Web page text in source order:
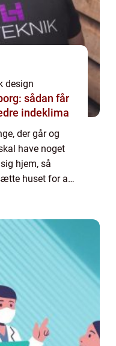
design
sådan får
indeklima
der går og
have noget
hjem, så
huset for at